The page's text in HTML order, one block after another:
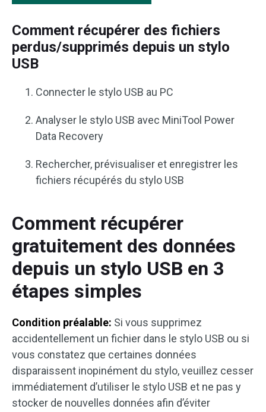
Comment récupérer des fichiers
perdus/supprimés depuis un stylo
USB
Connecter le stylo USB au PC
Analyser le stylo USB avec MiniTool Power
Data Recovery
Rechercher, prévisualiser et enregistrer les
fichiers récupérés du stylo USB
Comment récupérer
gratuitement des données
depuis un stylo USB en 3
étapes simples
Condition préalable: Si vous supprimez
accidentellement un fichier dans le stylo USB ou si
vous constatez que certaines données
disparaissent inopinément du stylo, veuillez cesser
immédiatement d’utiliser le stylo USB et ne pas y
stocker de nouvelles données afin d’éviter